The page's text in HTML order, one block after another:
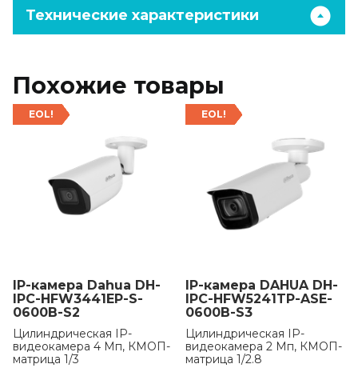
Технические характеристики
Похожие товары
EOL!
IP-камера Dahua DH-
IPC-HFW3441EP-S-
0600B-S2
Цилиндрическая IP-
видеокамера 4 Мп, КМОП-
матрица 1/3
EOL!
IP-камера DAHUA DH-
IPC-HFW5241TP-ASE-
0600B-S3
Цилиндрическая IP-
видеокамера 2 Мп, КМОП-
матрица 1/2.8